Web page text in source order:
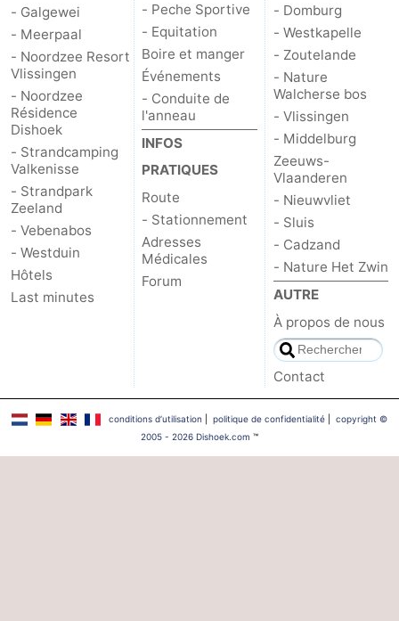
Nature
Het
Zwin
Météo
Contact
- Galgewei
- Meerpaal
- Noordzee Resort
Vlissingen
- Noordzee
Résidence
Dishoek
- Strandcamping
Valkenisse
- Strandpark
Zeeland
- Vebenabos
- Westduin
Hôtels
Last minutes
- Peche Sportive
- Equitation
Boire et manger
Événements
- Conduite de
l'anneau
INFOS
PRATIQUES
Route
- Stationnement
Adresses
Médicales
Forum
- Domburg
- Westkapelle
- Zoutelande
- Nature
Walcherse bos
- Vlissingen
- Middelburg
Zeeuws-
Vlaanderen
- Nieuwvliet
- Sluis
- Cadzand
- Nature Het Zwin
AUTRE
À propos de nous
Contact
conditions d‘utilisation politique de confidentialité| copyright ©
2005 - 2026 Dishoek.com ™